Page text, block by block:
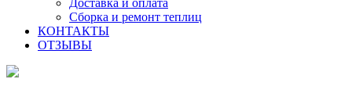
Сборка и ремонт теплиц
КОНТАКТЫ
ОТЗЫВЫ